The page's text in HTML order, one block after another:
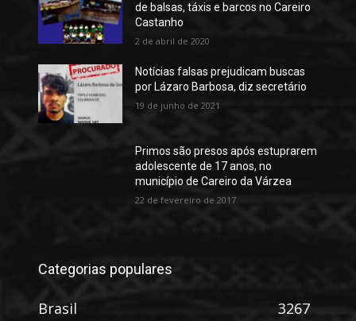
de balsas, táxis e barcos no Careiro
Castanho
2 de abril de 2020
Notícias falsas prejudicam buscas
por Lázaro Barbosa, diz secretário
19 de junho de 2021
Primos são presos após estuprarem
adolescente de 17 anos, no
município de Careiro da Várzea
22 de fevereiro de 2017
Categorias populares
Brasil
3267